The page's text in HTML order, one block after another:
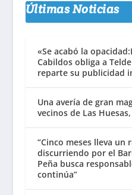
Últimas Noticias
«Se acabó la
Cabildos obliga a
reparte su publicidad
Una avería de gran
vecinos de Las
“Cinco meses lleva un
discurriendo por el
Peña busca
continúa”